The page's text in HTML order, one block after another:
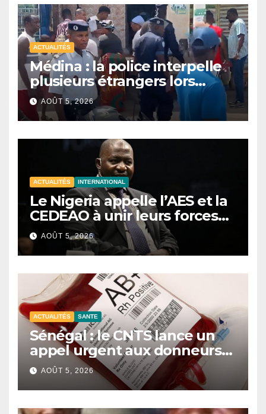
ACTUALITÉS
Médina : la police interpelle
plusieurs étrangers lors
d’une opération de
sécurisation
AOÛT 5, 2026
ACTUALITÉS INTERNATIONAL
Le Nigeria appelle l’AES et la
CEDEAO à unir leurs forces
contre le terrorisme
AOÛT 5, 2026
ACTUALITÉS SANTE
Sénégal : le CNTS lance un
appel urgent aux donneurs
face à une pénurie de sang.
AOÛT 5, 2026